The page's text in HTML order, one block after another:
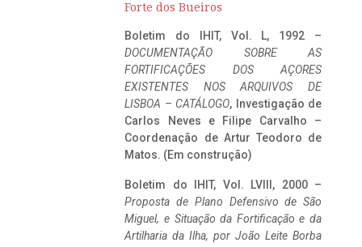
Forte dos Bueiros
Boletim do IHIT, Vol. L, 1992 –
DOCUMENTAÇÃO SOBRE AS
FORTIFICAÇÕES DOS AÇORES
EXISTENTES NOS ARQUIVOS DE
LISBOA – CATÁLOGO, Investigação de
Carlos Neves e Filipe Carvalho –
Coordenação de Artur Teodoro de
Matos. (Em construção)
Boletim do IHIT, Vol. LVIII, 2000 –
Proposta de Plano Defensivo de São
Miguel, e Situação da Fortificação e da
Artilharia da Ilha, por João Leite Borba